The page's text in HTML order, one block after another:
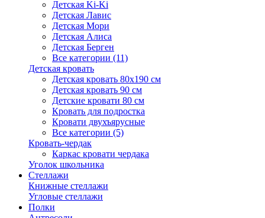
Детская Ki-Ki
Детская Лавис
Детская Мори
Детская Алиса
Детская Берген
Все категории (11)
Детская кровать
Детская кровать 80х190 см
Детская кровать 90 см
Детские кровати 80 см
Кровать для подростка
Кровати двухъярусные
Все категории (5)
Кровать-чердак
Каркас кровати чердака
Уголок школьника
Стеллажи
Книжные стеллажи
Угловые стеллажи
Полки